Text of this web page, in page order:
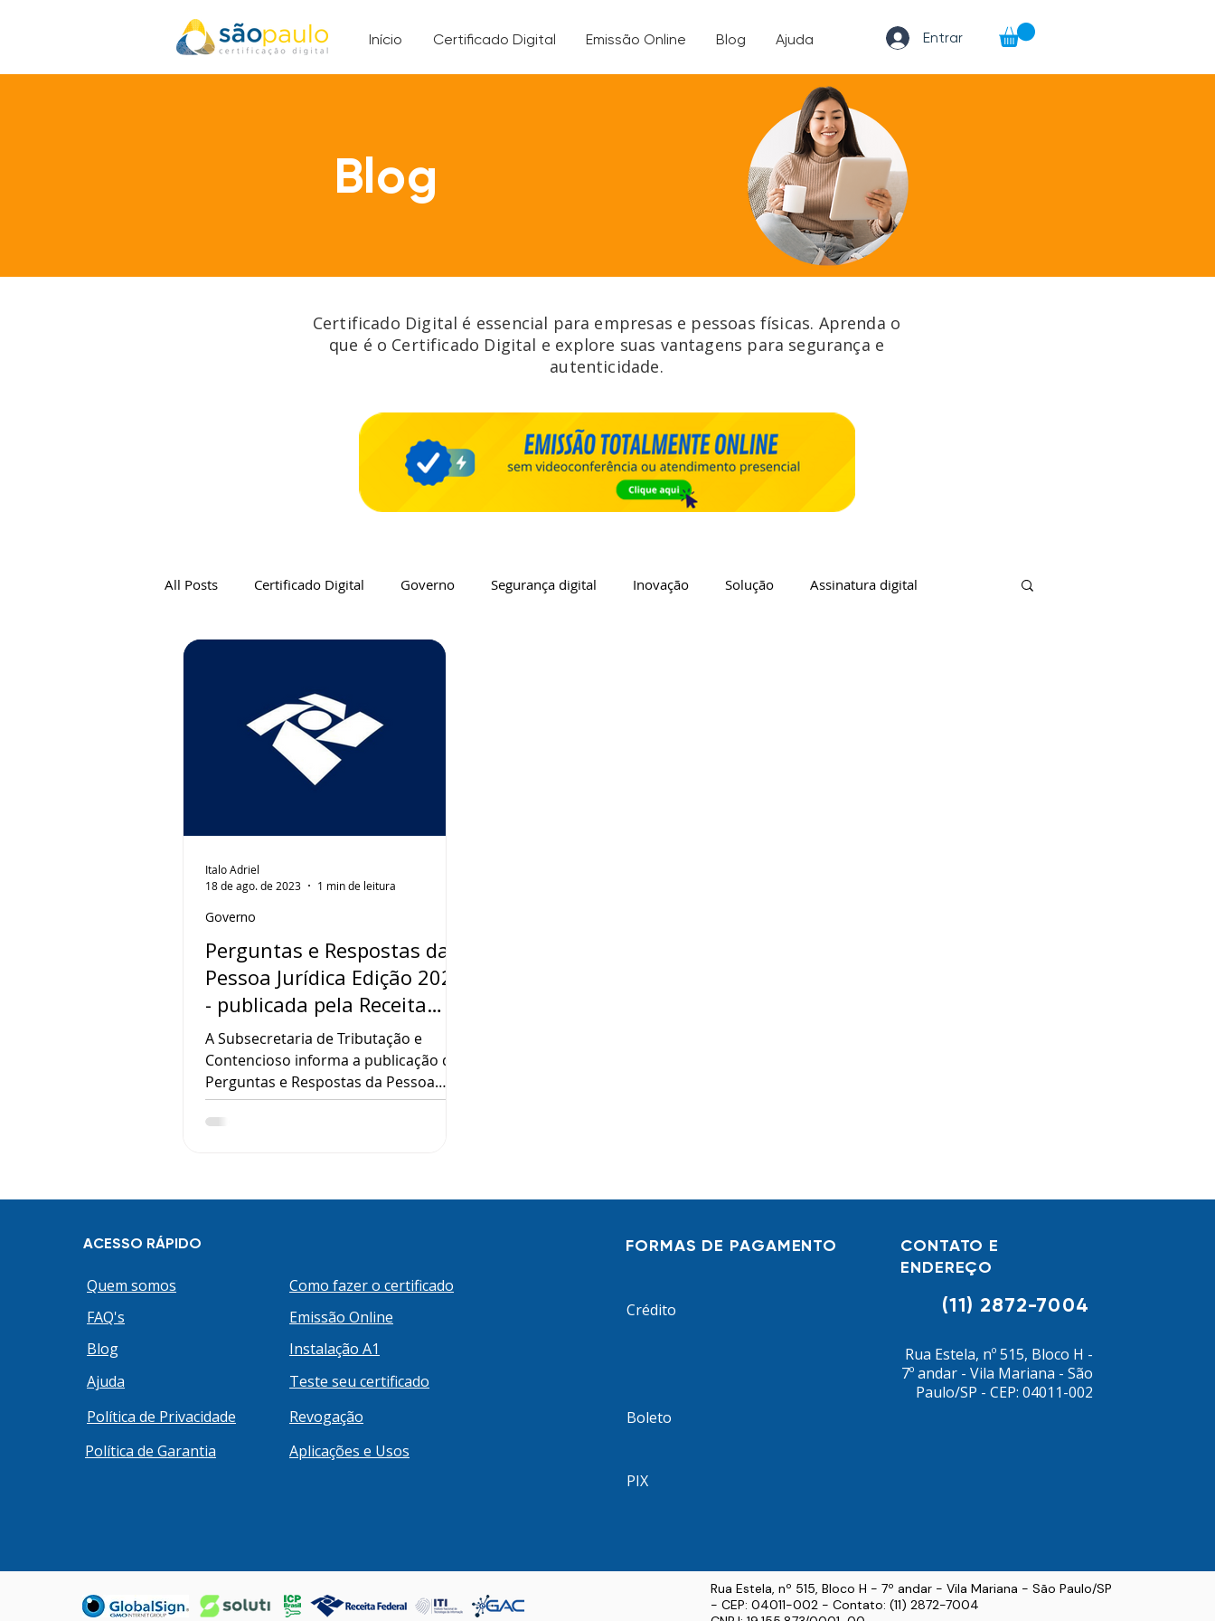
Início Certificado Digital Emissão Online Blog Ajuda Entrar
Blog
Certificado Digital é essencial para empresas e pessoas físicas. Aprenda o
que é o Certificado Digital e explore suas vantagens para segurança e
autenticidade.
All Posts Certificado Digital Governo Segurança digital Inovação Solução Assinatura digital
Perguntas e Respostas da
Pessoa Jurídica Edição 2023
- publicada pela Receita
Federal
A Subsecretaria de Tributação e
Contencioso informa a publicação do
Perguntas e Respostas da Pessoa
Jurídica - edição 2023, por meio do
qual são apresentadas mais de 900
sobre o Lucro Líquido Simples
Nacional Tratamento Tributário das
Sociedades Cooperativas Tributação
Governo
Italo Adriel
18 de ago. de 2023
1 min de leitura
ACESSO RÁPIDO
Quem somos
FAQ's
Blog
Ajuda
Política de Privacidade
Política de Garantia
Como fazer o certificado
Emissão Online
Instalação A1
Teste seu certificado
Revogação
Aplicações e Usos
FORMAS DE PAGAMENTO
Crédito
CONTATO E
ENDEREÇO
(11) 2872-7004
Rua Estela, nº 515, Bloco H -
7º andar - Vila Mariana - São
Paulo/SP - CEP: 04011-002
Boleto
PIX
Rua Estela, nº 515, Bloco H - 7º andar - Vila Mariana - São Paulo/SP
- CEP: 04011-002 - Contato: (11) 2872-7004